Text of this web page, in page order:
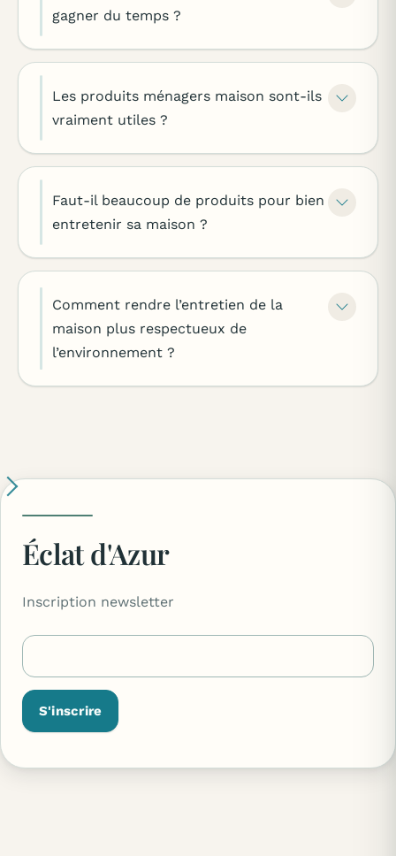
gagner du temps ?
Les produits ménagers maison sont-ils
vraiment utiles ?
Faut-il beaucoup de produits pour bien
entretenir sa maison ?
Comment rendre l’entretien de la
maison plus respectueux de
l’environnement ?
Éclat d'Azur
Inscription newsletter
S'inscrire